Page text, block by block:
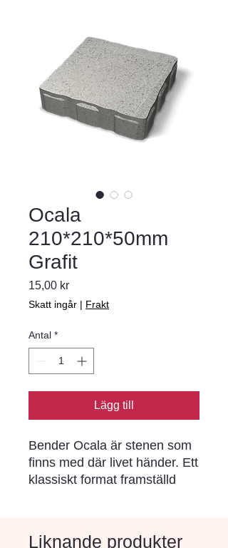
Ocala
210*210*50mm
Grafit
15,00 krPris
Skatt ingår | Frakt
Antal *
Lägg till
Bender Ocala är stenen som
finns med där livet händer. Ett
klassiskt format framställd
Liknande produkter